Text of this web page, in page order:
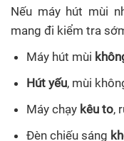
Nếu máy hút mùi
mang đi kiểm tra
Máy hút mùi
Hút yếu, mùi
Máy chạy kêu to,
Đèn chiếu sáng